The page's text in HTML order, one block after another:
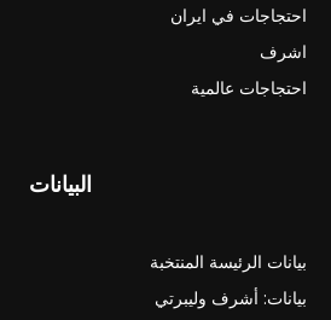
احتجاجات في ايران
اشرف
احتجاجات عالمية
البيانات
بيانات الرئيسة المنتخبة
بيانات: أشرف وليبرتي